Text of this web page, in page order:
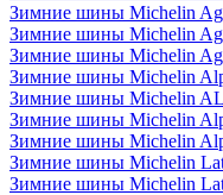
Зимние шины Michelin
Зимние шины Michelin
Зимние шины Michelin
Зимние шины Michelin
Зимние шины Michelin
Зимние шины Michelin
Зимние шины Michelin
Зимние шины Michelin
Зимние шины Michelin